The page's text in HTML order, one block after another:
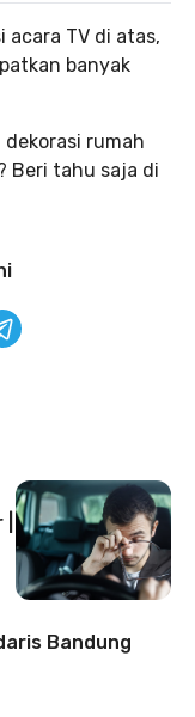
acara TV di atas,
banyak
rumah
Beri tahu saja di
Bandung